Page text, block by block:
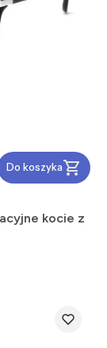
Do koszyka
kocie z